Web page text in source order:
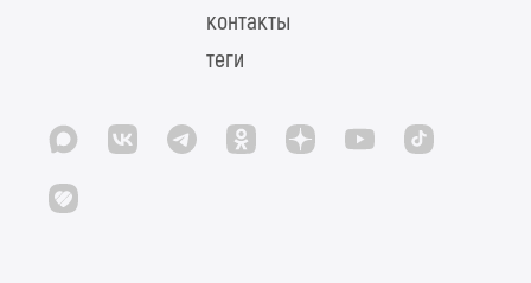
контакты
теги